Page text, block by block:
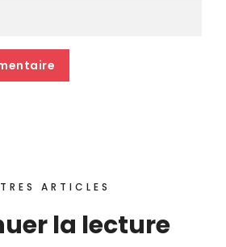
ARTICLES
la lecture